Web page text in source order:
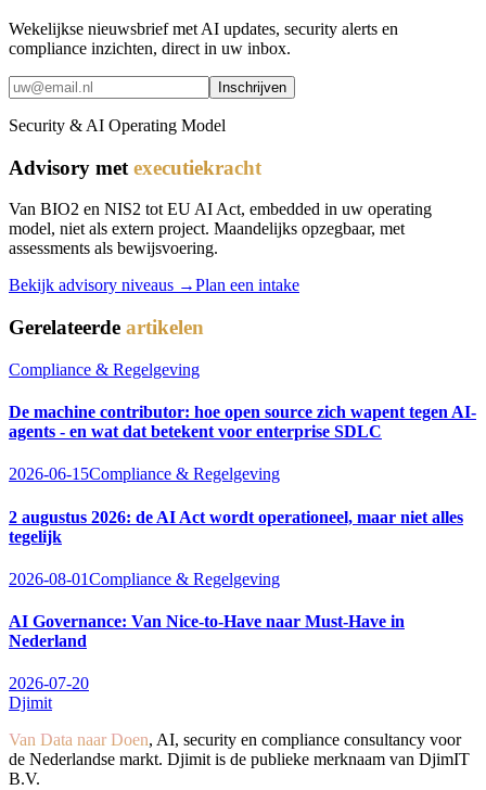
Wekelijkse nieuwsbrief met AI updates, security alerts en
compliance inzichten, direct in uw inbox.
Inschrijven
Security & AI Operating Model
Advisory met executiekracht
Van BIO2 en NIS2 tot EU AI Act, embedded in uw operating
model, niet als extern project. Maandelijks opzegbaar, met
assessments als bewijsvoering.
Bekijk advisory niveaus →Plan een intake
Gerelateerde artikelen
Compliance & Regelgeving
De machine contributor: hoe open source zich wapent tegen AI-
agents - en wat dat betekent voor enterprise SDLC
2026-06-15Compliance & Regelgeving
2 augustus 2026: de AI Act wordt operationeel, maar niet alles
tegelijk
2026-08-01Compliance & Regelgeving
AI Governance: Van Nice-to-Have naar Must-Have in
Nederland
2026-07-20
Djimit
Van Data naar Doen, AI, security en compliance consultancy voor
de Nederlandse markt. Djimit is de publieke merknaam van DjimIT
B.V.